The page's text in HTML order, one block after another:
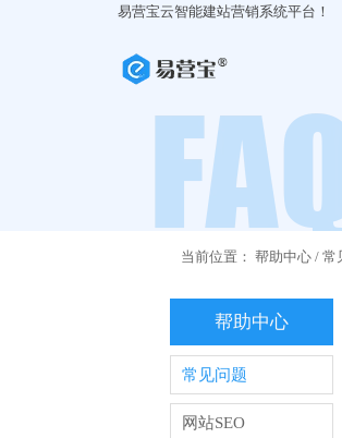
易营宝云智能建站营销系统平台！
当前位置： 帮助中心/ 常
帮助中心
常见问题
网站SEO